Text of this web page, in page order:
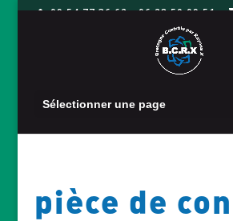
09 54 77 36 62 - 06 28 50 09 51
Sélectionner une page
pièce de